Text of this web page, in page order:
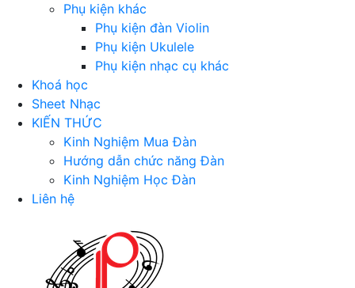
Phụ kiện khác
Phụ kiện đàn Violin
Phụ kiện Ukulele
Phụ kiện nhạc cụ khác
Khoá học
Sheet Nhạc
KIẾN THỨC
Kinh Nghiệm Mua Đàn
Hướng dẫn chức năng Đàn
Kinh Nghiệm Học Đàn
Liên hệ